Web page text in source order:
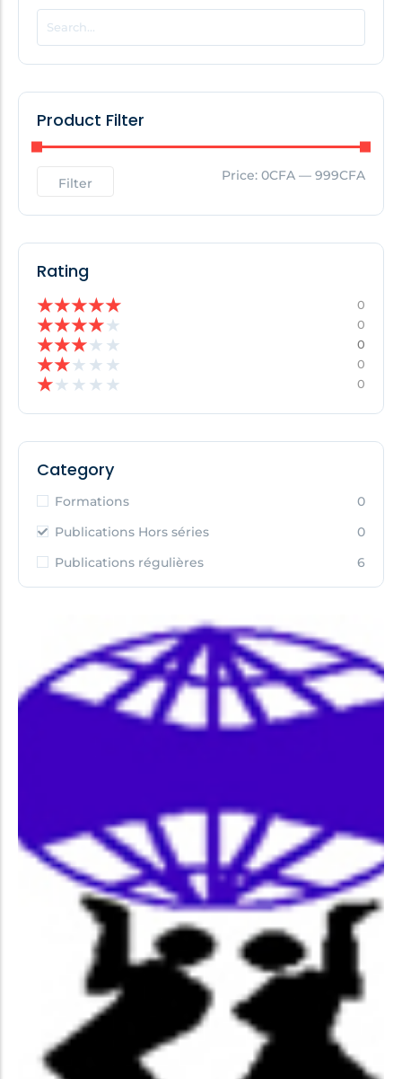
POPULAR THIS WEEK
No Posts Found!
No Posts Found!
Product Filter
Filter Price: 0CFA — 999CFA
Rating
★★★★★ 0
★★★★★ 0
★★★★ ★ 0
★★★ ★ ★ 0
★★ ★ ★ ★ 0
Category
Formations
0
Publications Hors séries
0
Publications régulières
6